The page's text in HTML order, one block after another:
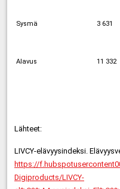
Sysmä 3 631
Alavus 11 332
Lähteet:
LIVCY-elävyysindeksi.
https://
Digiproducts/LIVCY-